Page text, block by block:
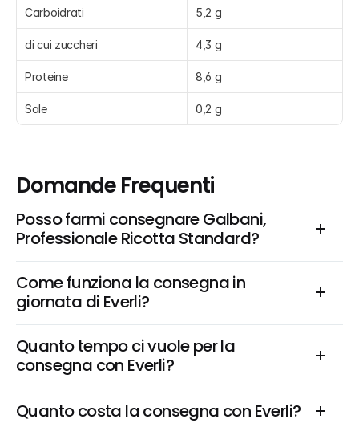
Carboidrati 5,2 g
di cui zuccheri 4,3 g
Proteine 8,6 g
Sale 0,2 g
Domande Frequenti
Posso farmi consegnare Galbani,
Professionale Ricotta Standard?
Come funziona la consegna in
giornata di Everli?
Quanto tempo ci vuole per la
consegna con Everli?
Quanto costa la consegna con Everli?